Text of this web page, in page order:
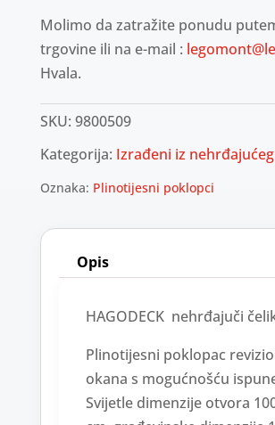
Molimo da zatražite ponudu
trgovine ili na e-mail :
Hvala.
SKU: 9800509
Kategorija: Izrađeni iz
Oznaka: Plinotijesni poklopci
Opis
HAGODECK nehrđajuči
Plinotijesni poklopac
okana s mogućnošću
Svijetle dimenzije otvora